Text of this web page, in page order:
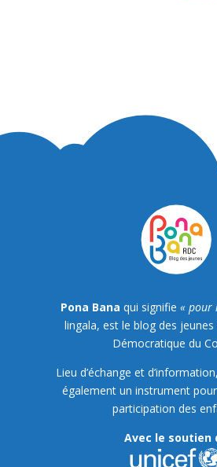
Pona Bana qui signifie « pour
lingala, est le blog des jeunes
Démocratique du
Lieu d’échange et
également un instrument
participation des
Avec le soutien